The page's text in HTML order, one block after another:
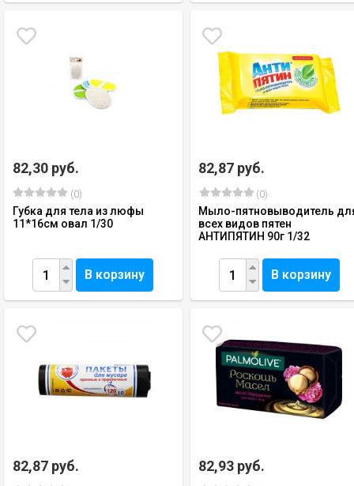
82,30 руб.
(0)
Губка для тела из люфы
11*16см овал 1/30
В корзину
82,87 руб.
(0)
Мыло-пятновыводитель
всех видов пятен
АНТИПЯТИН 90г 1/32
В корзину
82,87 руб. 82,93 руб.